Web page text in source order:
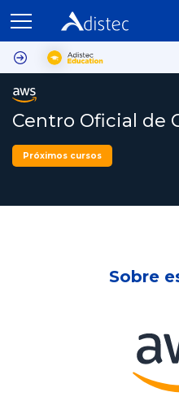
Centro Oficial de
Próximos cursos
Sobre